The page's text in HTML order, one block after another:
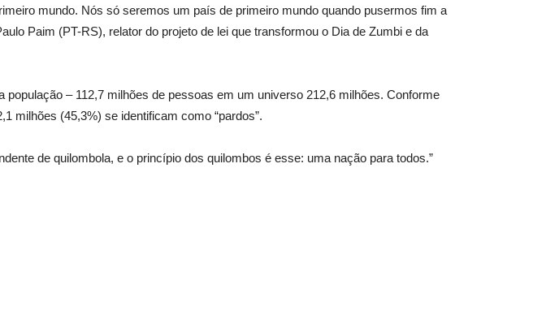
mundo. Nós só seremos um país de primeiro mundo quando pusermos fim a
Paim (PT-RS), relator do projeto de lei que transformou o Dia de Zumbi e da
– 112,7 milhões de pessoas em um universo 212,6 milhões. Conforme
milhões (45,3%) se identificam como “pardos”.
de quilombola, e o princípio dos quilombos é esse: uma nação para todos.”